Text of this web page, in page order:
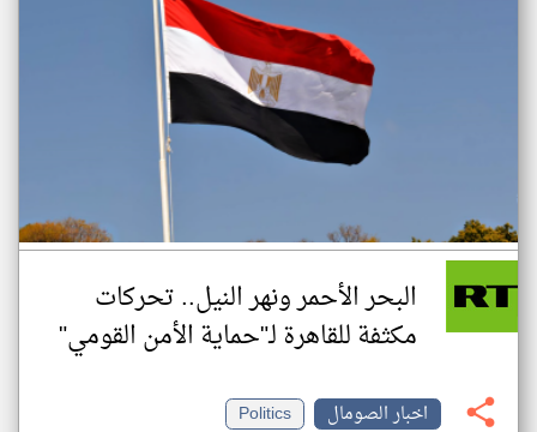
البحر الأحمر ونهر النيل.. تحركات
مكثفة للقاهرة لـ"حماية الأمن القومي"
اخبار الصومال
Politics